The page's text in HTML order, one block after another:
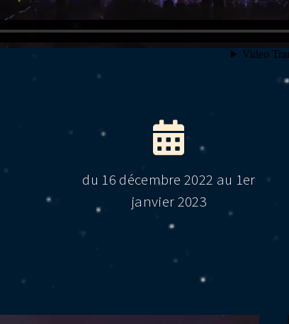
du 16 décembre 2022 au 1er
janvier 2023